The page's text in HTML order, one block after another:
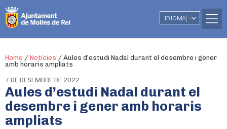
IDIOMA ▼
Home / Notícies / Aules d’estudi Nadal durant el desembre i gener
amb horaris ampliats
7 DE DESEMBRE DE 2022
Aules d’estudi Nadal durant el
desembre i gener amb horaris
ampliats